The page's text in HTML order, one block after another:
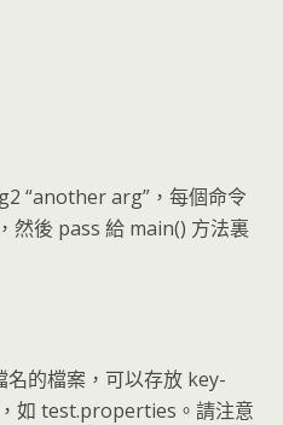
“another arg”，每個命令
然後 pass 給 main() 方法裏
的檔案，可以存放 key-
如 test.properties。請注意